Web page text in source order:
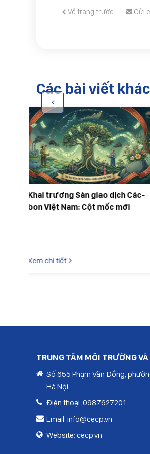
Về trang trước Gửi
Các bài viết khác
TRUNG TÂM MÔI TRƯỜNG
Số 655 Phạm Văn Đồng,
Hà Nội
Điện thoại: 0987627201
Email: info@cecp.vn
Website: cecp.vn